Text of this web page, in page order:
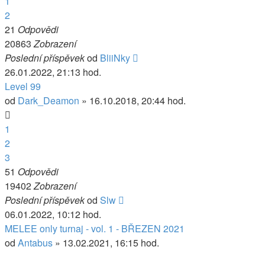
2
21 Odpovědi
20863Zobrazení
Poslední příspěvekod BliiNky
26.01.2022, 21:13 hod.
Level 99
od Dark_Deamon » 16.10.2018, 20:44 hod.
1
2
3
51 Odpovědi
19402Zobrazení
Poslední příspěvekod Slw
06.01.2022, 10:12 hod.
MELEE only turnaj - vol. 1 - BŘEZEN 2021
od Antabus » 13.02.2021, 16:15 hod.